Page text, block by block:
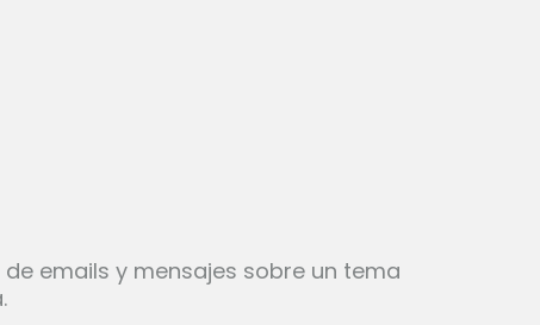
emails y mensajes sobre un tema